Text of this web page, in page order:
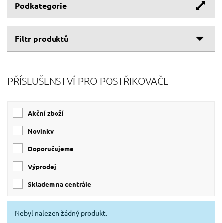
Podkategorie
Filtr produktů
PŘÍSLUŠENSTVÍ PRO POSTŘIKOVAČE
Akční zboží
Novinky
Doporučujeme
Výprodej
skladem na centrále
Nebyl nalezen žádný produkt.